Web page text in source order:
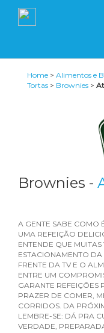
Home > Alimentos e
Tortas > Brownies >
Brownies -
A GENTE SABE COMO
UMA REFEIÇÃO
ENTENDE QUE
ESTACIONAMENTO
FRENTE DA TV E O
ENTRE UM
GARANTE REFEIÇÕES
PRAZER DE COMER,
CORRIDOS. DA
LEMBRE-SE: DÁ PRA
VERDADE,